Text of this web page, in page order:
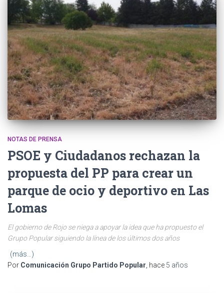
NOTAS DE PRENSA
PSOE y Ciudadanos rechazan la
propuesta del PP para crear un
parque de ocio y deportivo en Las
Lomas
El gobierno de Rojo se niega a apoyar la idea que ha propuesto el
Grupo Popular siguiendo la línea de los últimos dos años
(más…)
Por Comunicación Grupo Partido Popular , hace 5 años